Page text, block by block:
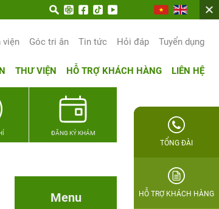
viện Góc tri ân Tin tức Hỏi đáp Tuyển dụng
THƯ VIỆN HỖ TRỢ KHÁCH HÀNG LIÊN HỆ
ĐĂNG KÝ KHÁM
Menu
TỔNG ĐÀI
HỖ TRỢ KHÁCH HÀNG